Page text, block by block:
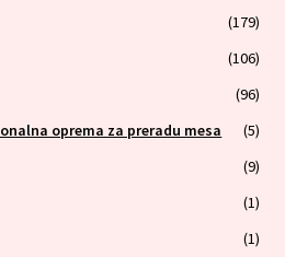
(179)
(106)
(96)
oprema za preradu mesa
(5)
(9)
(1)
(1)